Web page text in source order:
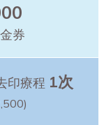
券
印療程 1次